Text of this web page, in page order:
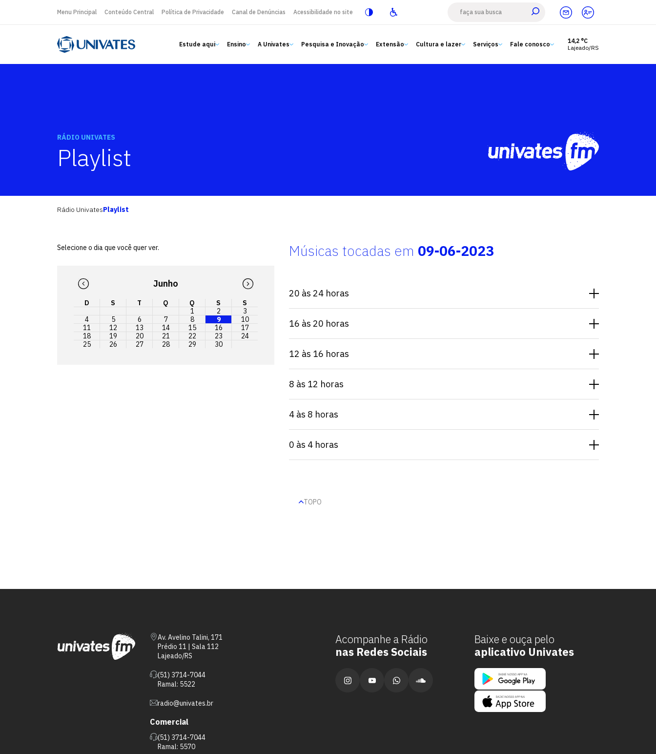
Menu Principal Conteúdo Central Política de Privacidade Canal de Denúncias Acessibilidade no site
Estude aqui Ensino A Univates Pesquisa e Inovação Extensão Cultura e lazer Serviços Fale conosco
14,2 °C
Lajeado/RS
Estude aqui
Extensão
RÁDIO UNIVATES
Playlist
Rádio UnivatesPlaylist
Selecione o dia que você quer ver.
Junho
D S T Q Q S
S
1
2
3
4
5 6 7 8 9
10
11
12 13 14 15 16
17
18
19 20 21 22 23
24
25
26 27 28 29 30
Músicas tocadas em 09-06-2023
20 às 24 horas
16 às 20 horas
12 às 16 horas
8 às 12 horas
4 às 8 horas
0 às 4 horas
TOPO
Av. Avelino Talini, 171
Prédio 11 | Sala 112
Lajeado/RS
(51) 3714-7044
Ramal: 5522
radio@univates.br
Comercial
(51) 3714-7044
Ramal: 5570
Acompanhe a Rádio
nas Redes Sociais
Baixe e ouça pelo
aplicativo Univates